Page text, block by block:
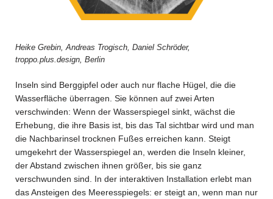
Heike Grebin, Andreas Trogisch, Daniel Schröder,
troppo.plus.design, Berlin
Inseln sind Berggipfel oder auch nur flache Hügel, die die
Wasserfläche überragen. Sie können auf zwei Arten
verschwinden: Wenn der Wasserspiegel sinkt, wächst die
Erhebung, die ihre Basis ist, bis das Tal sichtbar wird und man
die Nachbarinsel trocknen Fußes erreichen kann. Steigt
umgekehrt der Wasserspiegel an, werden die Inseln kleiner,
der Abstand zwischen ihnen größer, bis sie ganz
verschwunden sind. In der interaktiven Installation erlebt man
das Ansteigen des Meeresspiegels: er steigt an, wenn man nur